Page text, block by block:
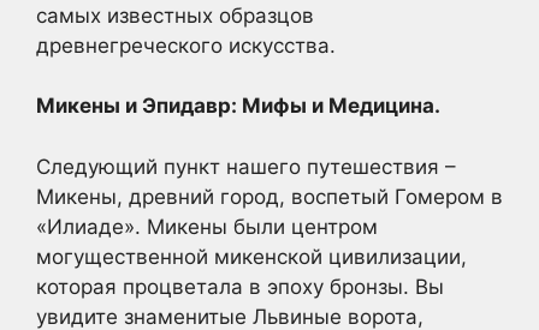
самых известных образцов
древнегреческого искусства.
Микены и Эпидавр: Мифы и Медицина.
Следующий пункт нашего путешествия –
Микены, древний город, воспетый Гомером в
«Илиаде». Микены были центром
могущественной микенской цивилизации,
которая процветала в эпоху бронзы. Вы
увидите знаменитые Львиные ворота,